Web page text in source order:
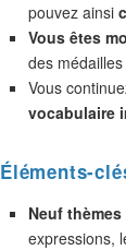
pouvez ainsi
Vous êtes
des médailles
Vous
vocabulaire
Éléments-
Neuf
expressions,